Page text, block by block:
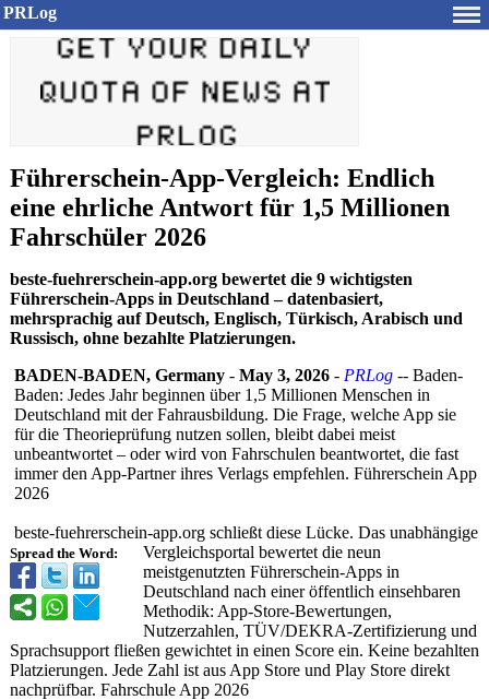
PRLog
Führerschein-App-Vergleich: Endlich
eine ehrliche Antwort für 1,5 Millionen
Fahrschüler 2026
beste-fuehrerschein-app.org bewertet die 9 wichtigsten
Führerschein-Apps in Deutschland – datenbasiert,
mehrsprachig auf Deutsch, Englisch, Türkisch, Arabisch und
Russisch, ohne bezahlte Platzierungen.
Spread the Word:
BADEN-BADEN, Germany - May 3, 2026 - PRLog -- Baden-
Baden: Jedes Jahr beginnen über 1,5 Millionen Menschen in
Deutschland mit der Fahrausbildung. Die Frage, welche App sie
für die Theorieprüfung nutzen sollen, bleibt dabei meist
unbeantwortet – oder wird von Fahrschulen beantwortet, die fast
immer den App-Partner ihres Verlags empfehlen. Führerschein App
2026
beste-fuehrerschein-app.org schließt diese Lücke. Das unabhängige
Vergleichsportal bewertet die neun
meistgenutzten Führerschein-Apps in
Deutschland nach einer öffentlich einsehbaren
Methodik: App-Store-Bewertungen,
Nutzerzahlen, TÜV/DEKRA-Zertifizierung und
Sprachsupport fließen gewichtet in einen Score ein. Keine bezahlten
Platzierungen. Jede Zahl ist aus App Store und Play Store direkt
nachprüfbar. Fahrschule App 2026